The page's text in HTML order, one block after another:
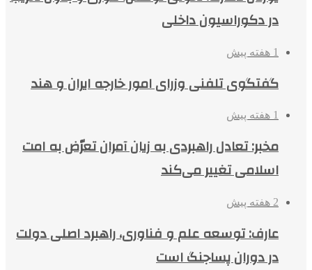
در دکوراسیون داخلی
1 هفته پیش
گفتگوی تلفنی وزرای امور خارجه ایران و هند
1 هفته پیش
مخبر: تعادل راهبردی به زیان آمران تعرّض به امت
اسلامی تغییر می‌کند
2 هفته پیش
عارف: توسعه علم و فناوری، راهبرد اصلی دولت
در دوران پساجنگ است